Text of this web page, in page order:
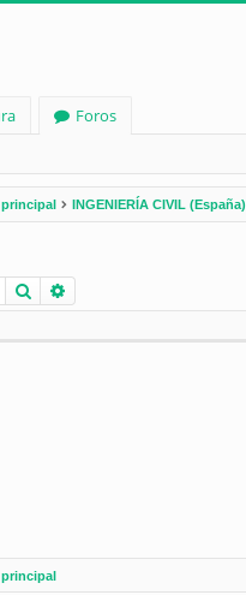
Foros
INGENIERÍA CIVIL (España)
Buscar